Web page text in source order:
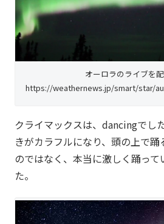
オーロラのライブを
https://weathernews.jp/smart/star/
クライマックスは、dancingで
きがカラフルになり、頭の上で
のではなく、本当に激しく踊って
た。